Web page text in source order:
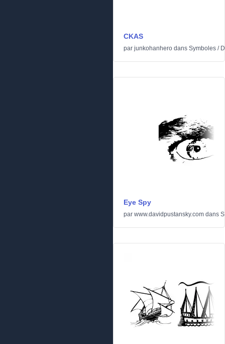
CKAS
par junkohanhero dans Symboles /
Eye Spy
par www.davidpustansky.com dans